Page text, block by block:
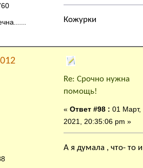
Кожурки
Re: Срочно нужна
помощь!
« Ответ #98 : 01 Март,
2021, 20:35:06 pm »
А я думала , что- то